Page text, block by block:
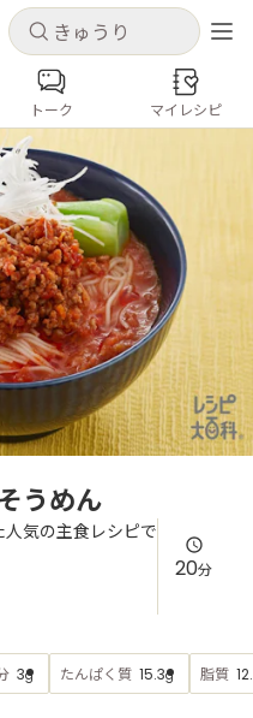
キャンセル
保存できます
新規登録
キャンセル
コンテンツ
とうもろこし
ゴーヤ
トーク マイレシピ
うめん
気の主食レシピで
20分
3g たんぱく質 15.3g 脂質